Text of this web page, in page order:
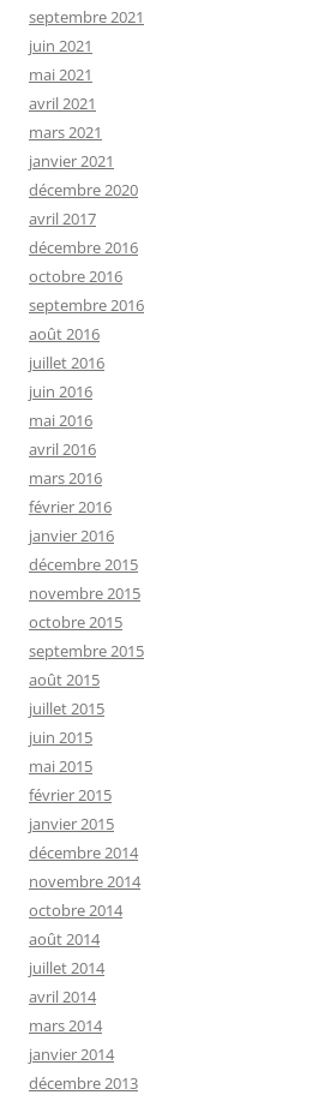
septembre 2021
juin 2021
mai 2021
avril 2021
mars 2021
janvier 2021
décembre 2020
avril 2017
décembre 2016
octobre 2016
septembre 2016
août 2016
juillet 2016
juin 2016
mai 2016
avril 2016
mars 2016
février 2016
janvier 2016
décembre 2015
novembre 2015
octobre 2015
septembre 2015
août 2015
juillet 2015
juin 2015
mai 2015
février 2015
janvier 2015
décembre 2014
novembre 2014
octobre 2014
août 2014
juillet 2014
avril 2014
mars 2014
janvier 2014
décembre 2013